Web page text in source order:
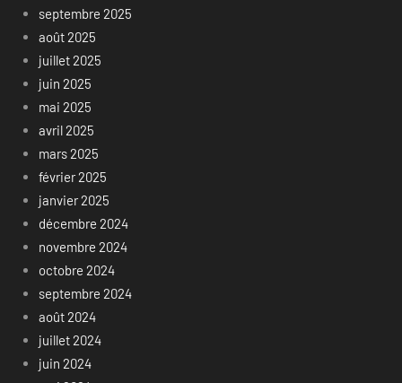
septembre 2025
août 2025
juillet 2025
juin 2025
mai 2025
avril 2025
mars 2025
février 2025
janvier 2025
décembre 2024
novembre 2024
octobre 2024
septembre 2024
août 2024
juillet 2024
juin 2024